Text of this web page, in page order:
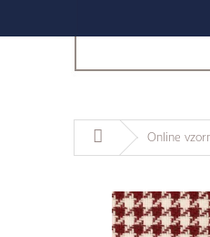
Domů Online